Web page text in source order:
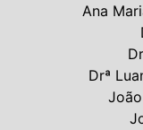
Ana
Drª